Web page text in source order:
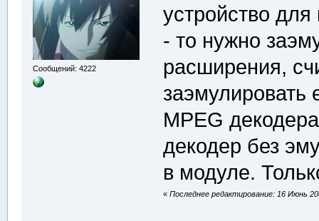
Сообщений: 4222
устройство
- то нужно
расширения,
заэмулировать
MPEG
декодер без
в модуле.
«Последнее редактирование: 16 Июнь